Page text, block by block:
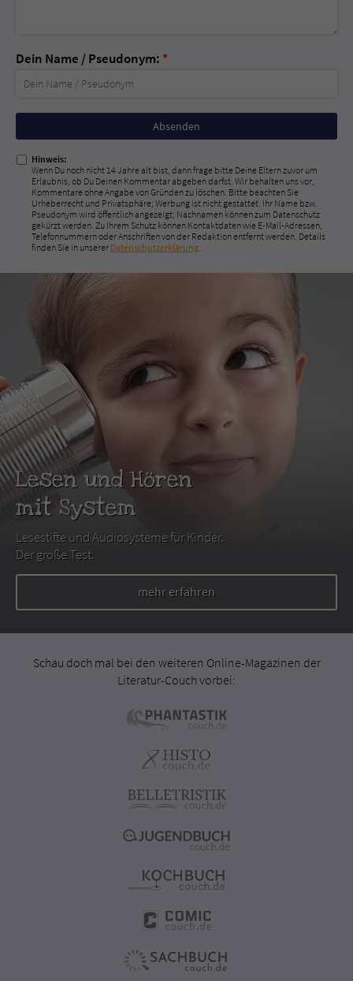
Dein Name / Pseudonym: *
Nicht
ausfüllen!
Hinweis:
Wenn Du noch nicht 14 Jahre alt bist, dann frage bitte Deine Eltern zuvor um
Erlaubnis, ob Du Deinen Kommentar abgeben darfst. Wir behalten uns vor,
Kommentare ohne Angabe von Gründen zu löschen. Bitte beachten Sie
Urheberrecht und Privatsphäre; Werbung ist nicht gestattet. Ihr Name bzw.
Pseudonym wird öffentlich angezeigt; Nachnamen können zum Datenschutz
gekürzt werden. Zu Ihrem Schutz können Kontaktdaten wie E-Mail-Adressen,
Telefonnummern oder Anschriften von der Redaktion entfernt werden. Details
finden Sie in unserer Datenschutzerklärung
Lesen und Hören
mit System
Lesestifte und Audiosysteme für Kinder.
Der große Test.
mehr erfahren
Schau doch mal bei den weiteren Online-Magazinen der
Literatur-Couch vorbei: